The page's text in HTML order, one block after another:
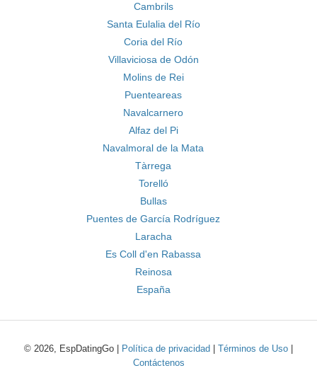
Cambrils
Santa Eulalia del Río
Coria del Río
Villaviciosa de Odón
Molins de Rei
Puenteareas
Navalcarnero
Alfaz del Pi
Navalmoral de la Mata
Tàrrega
Torelló
Bullas
Puentes de García Rodríguez
Laracha
Es Coll d'en Rabassa
Reinosa
España
© 2026, EspDatingGo | Política de privacidad Términos de Uso
Contáctenos